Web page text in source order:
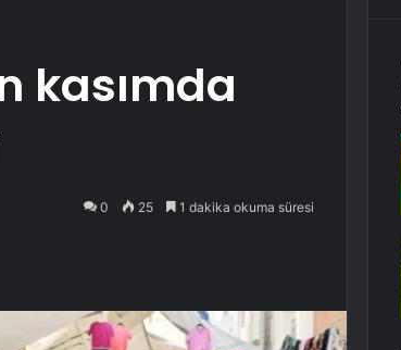
kasımda
0 25 1 dakika okuma süresi